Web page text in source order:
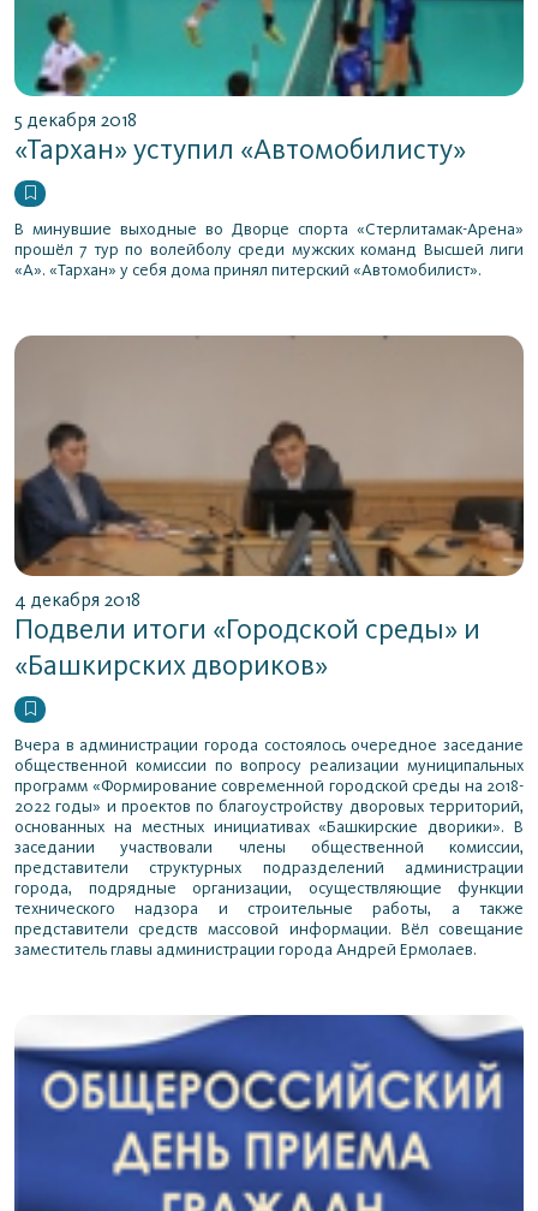
5 декабря 2018
«Тархан» уступил «Автомобилисту»
В минувшие выходные во Дворце спорта «Стерлитамак-Арена»
прошёл 7 тур по волейболу среди мужских команд Высшей лиги
«А». «Тархан» у себя дома принял питерский «Автомобилист».
4 декабря 2018
Подвели итоги «Городской среды» и
«Башкирских двориков»
Вчера в администрации города состоялось очередное заседание
общественной комиссии по вопросу реализации муниципальных
программ «Формирование современной городской среды на 2018-
2022 годы» и проектов по благоустройству дворовых территорий,
основанных на местных инициативах «Башкирские дворики». В
заседании участвовали члены общественной комиссии,
представители структурных подразделений администрации
города, подрядные организации, осуществляющие функции
технического надзора и строительные работы, а также
представители средств массовой информации. Вёл совещание
заместитель главы администрации города Андрей Ермолаев.